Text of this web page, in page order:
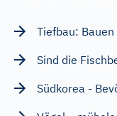
Tiefbau:
Sind die
Südkorea -